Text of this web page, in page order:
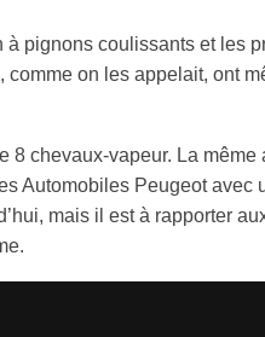
pignons coulissants et les
comme on les appelait, ont
8 chevaux-vapeur. La même
Automobiles Peugeot avec
mais il est à rapporter